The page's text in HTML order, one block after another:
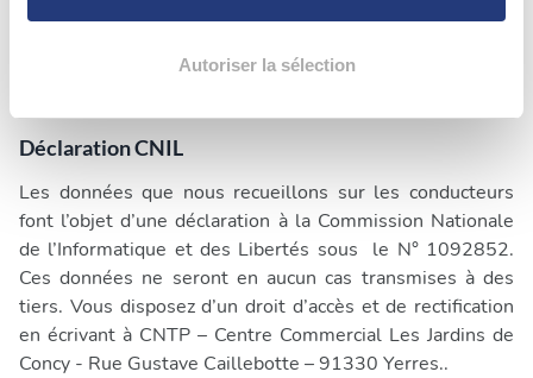
déclaration sur les cookies.
Les cookies nous permettent de personnaliser le contenu
et les annonces, d'offrir des fonctionnalités relatives aux
partageons également des informations sur l'utilisation de
notre site avec nos partenaires de médias sociaux, de
publicité et d'analyse, qui peuvent combiner celles-ci
avec d'autres informations que vous leur avez fournies
ou qu'ils ont collectées lors de votre utilisation de leurs
services.
Autoriser la sélection
bas de votre navigateur et par une adresse url qui
Déclaration CNIL
Les données que nous recueillons sur les conducteurs
font l’objet d’une déclaration à la Commission Nationale
de l’Informatique et des Libertés sous le N° 1092852.
Ces données ne seront en aucun cas transmises à des
tiers. Vous disposez d’un droit d’accès et de rectification
en écrivant à CNTP – Centre Commercial Les Jardins de
Concy - Rue Gustave Caillebotte – 91330 Yerres..